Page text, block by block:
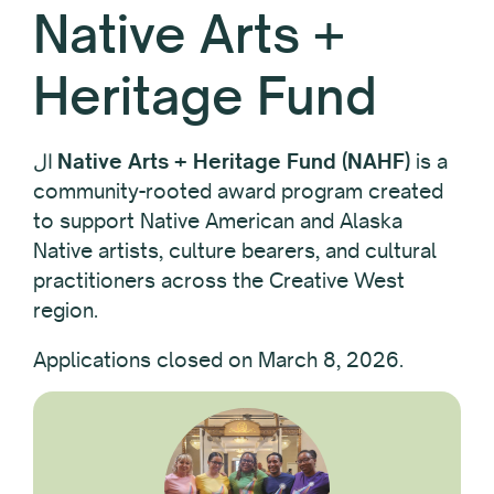
Native Arts +
Heritage Fund
Native Arts + Heritage Fund (NAHF) is a
community-rooted award program created
to support Native American and Alaska
Native artists, culture bearers, and cultural
practitioners across the Creative West
region.
Applications closed on March 8, 2026.